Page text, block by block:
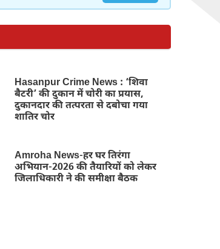
Hasanpur Crime News : ‘शिवा
बैटरी’ की दुकान में चोरी का प्रयास,
दुकानदार की तत्परता से दबोचा गया
शातिर चोर
Amroha News-हर घर तिरंगा
अभियान-2026 की तैयारियों को लेकर
जिलाधिकारी ने की समीक्षा बैठक